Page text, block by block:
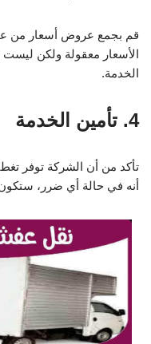
قم بجمع عروض أسعار من
الأسعار معقولة ولكن
الخدمة.
4. تأمين الخدمة
تأكد من أن الشركة توفر
أنه في حالة أي ضرر،